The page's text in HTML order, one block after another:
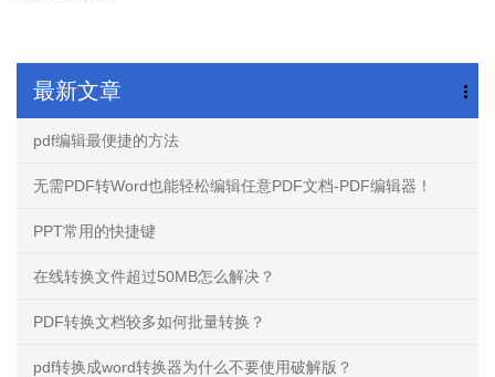
最新文章
pdf编辑最便捷的方法
无需PDF转Word也能轻松编辑任意PDF文档-PDF编辑器！
PPT常用的快捷键
在线转换文件超过50MB怎么解决？
PDF转换文档较多如何批量转换？
pdf转换成word转换器为什么不要使用破解版？